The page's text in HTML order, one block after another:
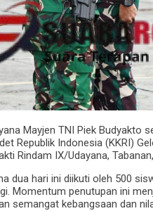
Mayjen TNI Piek Budyakto
Republik Indonesia (KKRI)
Rindam IX/Udayana,
dua hari ini diikuti oleh 500
Momentum penutupan ini
semangat kebangsaan dan